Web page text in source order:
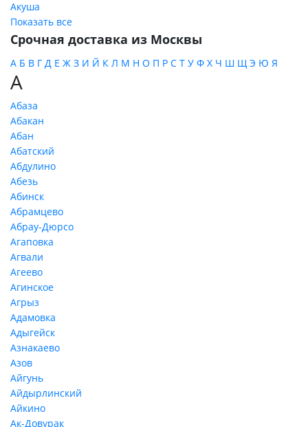
Акуша
Показать все
Срочная доставка из Москвы
А Б В Г Д Е Ж З И Й К Л М Н О П Р С Т У Ф Х Ч Ш Щ Э Ю Я
А
Абаза
Абакан
Абан
Абатский
Абдулино
Абезь
Абинск
Абрамцево
Абрау-Дюрсо
Агаповка
Агвали
Агеево
Агинское
Агрыз
Адамовка
Адыгейск
Азнакаево
Азов
Айгунь
Айдырлинский
Айкино
Ак-Довурак